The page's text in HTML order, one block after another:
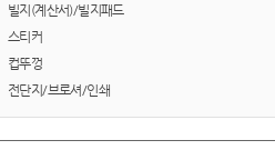
빌지(계산서)/빌지패드
스티커
컵뚜껑
전단지/브로셔/인쇄